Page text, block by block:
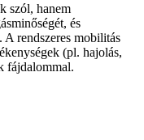
szól, hanem
és
A rendszeres mobilitás
(pl. hajolás,
fájdalommal.